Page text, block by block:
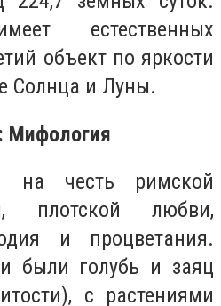
естественных
объект по яркости
Солнца и Луны.
Мифология
на честь римской
плотской любви,
и процветания.
были голубь и заяц
с растениями